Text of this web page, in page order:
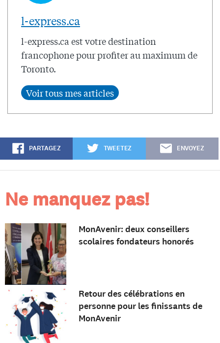
l-express.ca
l-express.ca est votre destination
francophone pour profiter au maximum de
Toronto.
PARTAGEZ TWEETEZ ENVOYEZ
Ne manquez pas!
MonAvenir: deux conseillers
scolaires fondateurs honorés
Retour des célébrations en
personne pour les finissants de
MonAvenir